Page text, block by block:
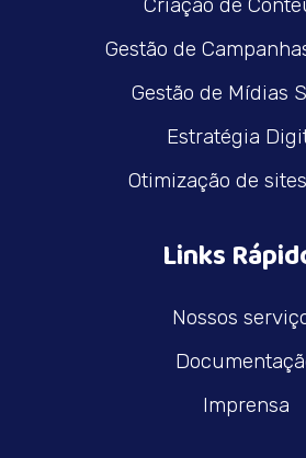
Criação de
Gestão de
Gestão de Mídias
Estratégia
Otimização de
Links
Nossos
Imprensa